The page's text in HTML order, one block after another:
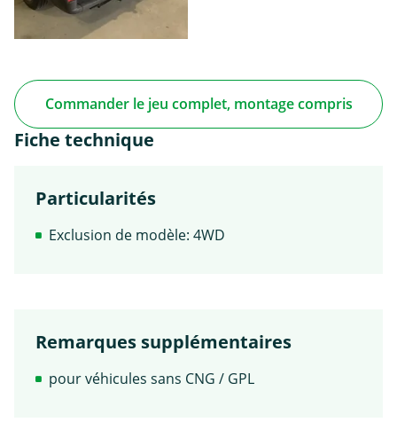
Commander le jeu complet, montage compris
Fiche technique
Particularités
Exclusion de modèle: 4WD
Remarques supplémentaires
pour véhicules sans CNG / GPL